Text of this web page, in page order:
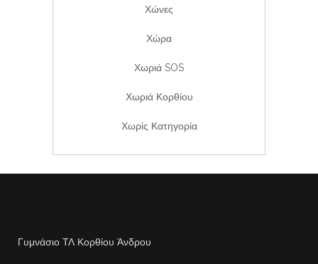
Χώνες
Χώρα
Χωριά SOS
Χωριά Κορθίου
Χωρίς Κατηγορία
Γυμνάσιο ΤΛ Κορθίου Άνδρου